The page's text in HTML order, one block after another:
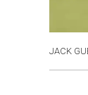
JACK